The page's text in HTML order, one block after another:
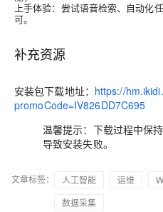
上手体验：尝试语音检索、自动化
可。
补充资源
安装包下载地址： https://
promoCode=IV826DD7C695
温馨提示：下载过程中保
导致安装失败。
文章标签： 人工智能 运维
数据采集